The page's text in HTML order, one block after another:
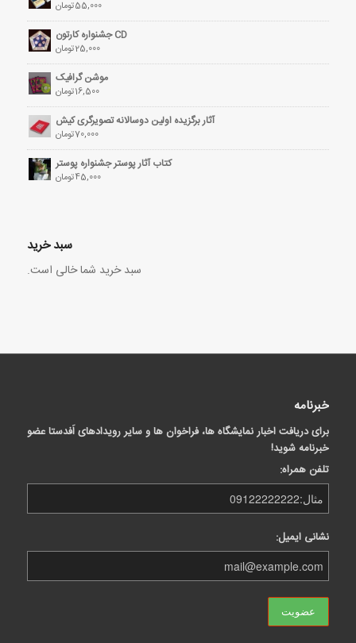
55,000تومان
CD جشنواره کارتون
25,000تومان
موشن گرافیک
16,500تومان
آثار برگزیده اولین دوسالانه تصویرگری کیش
70,000تومان
کتاب آثار پوستر جشنواره پوستر
45,000تومان
سبد خرید
سبد خرید شما خالی است.
خبرنامه
برای دریافت اخبار نمایشگاه ها، فراخوان ها و سایر رویدادهای اَفدستا عضو
خبرنامه شوید!
تلفن همراه:
نشانی ایمیل: